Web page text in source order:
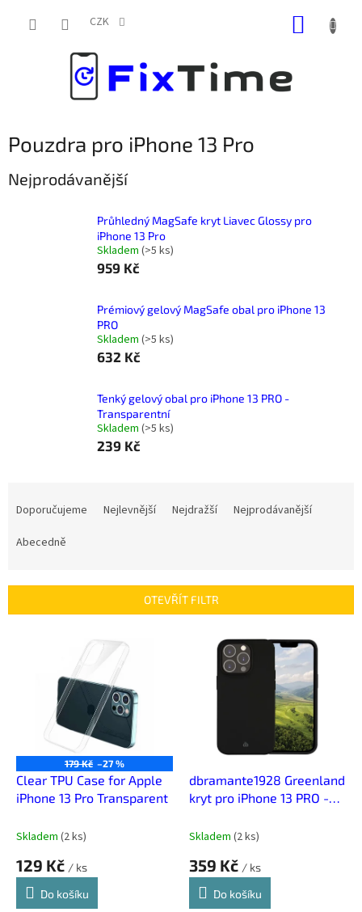
CZK
Pouzdra pro iPhone 13 Pro
Nejprodávanější
Průhledný MagSafe kryt Liavec Glossy pro
iPhone 13 Pro
Skladem (>5 ks)
959 Kč
Prémiový gelový MagSafe obal pro iPhone 13
PRO
Skladem (>5 ks)
632 Kč
Tenký gelový obal pro iPhone 13 PRO -
Transparentní
Skladem (>5 ks)
239 Kč
r
Doporučujeme Nejlevnější Nejdražší
Nejprodávanější
Abecedně
OTEVŘÍT FILTR
179 Kč –27 %
Clear TPU Case for Apple
iPhone 13 Pro Transparent
Skladem (2 ks)
129 Kč / ks
Do košíku
dbramante1928 Greenland
kryt pro iPhone 13 PRO -
Skladem (2 ks)
359 Kč / ks
Do košíku